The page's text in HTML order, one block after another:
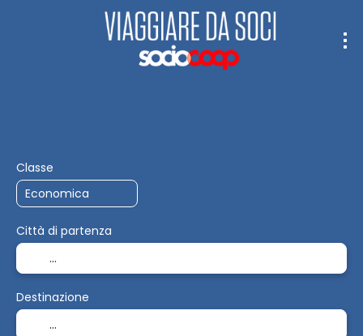
Classe
Città di partenza
Destinazione